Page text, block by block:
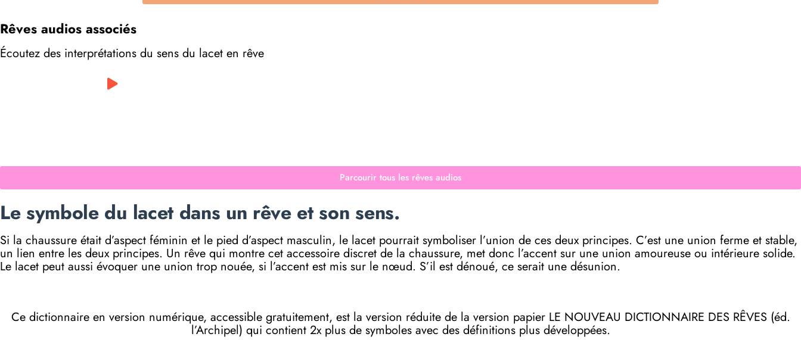
Rêves audios associés
Écoutez des interprétations du sens du lacet en rêve
Parcourir tous les rêves audios
Le symbole du lacet dans un rêve et son sens.
Si la chaussure était d’aspect féminin et le pied d’aspect masculin, le lacet pourrait symboliser l’union de ces deux principes. C’est une union ferme et stable,
un lien entre les deux principes. Un rêve qui montre cet accessoire discret de la chaussure, met donc l’accent sur une union amoureuse ou intérieure solide.
Le lacet peut aussi évoquer une union trop nouée, si l’accent est mis sur le nœud. S’il est dénoué, ce serait une désunion.
Ce dictionnaire en version numérique, accessible gratuitement, est la version réduite de la version papier LE NOUVEAU DICTIONNAIRE DES RÊVES (éd.
l’Archipel) qui contient 2x plus de symboles avec des définitions plus développées.